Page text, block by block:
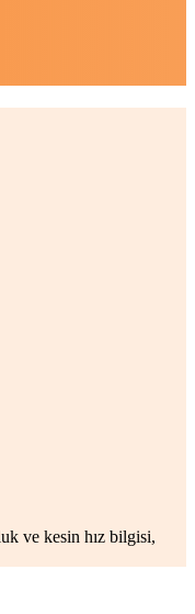
ve kesin hız bilgisi,